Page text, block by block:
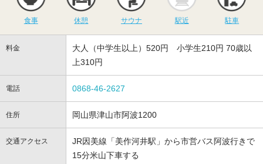
食事 休憩 サウナ 駅近 駐車
料金
大人（中学生以上）520円 小学生210円 70歳以
上310円
電話 0868-46-2627
住所 岡山県津山市阿波1200
交通アクセス
JR因美線「美作河井駅」から市営バス阿波行きで
15分米山下車する